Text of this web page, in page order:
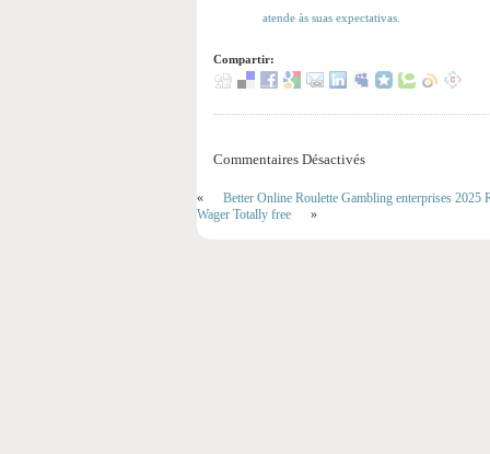
atende às suas expectativas.
Compartir:
Commentaires Désactivés
«
Better Online Roulette Gambling enterprises 2025
Wager Totally free
»